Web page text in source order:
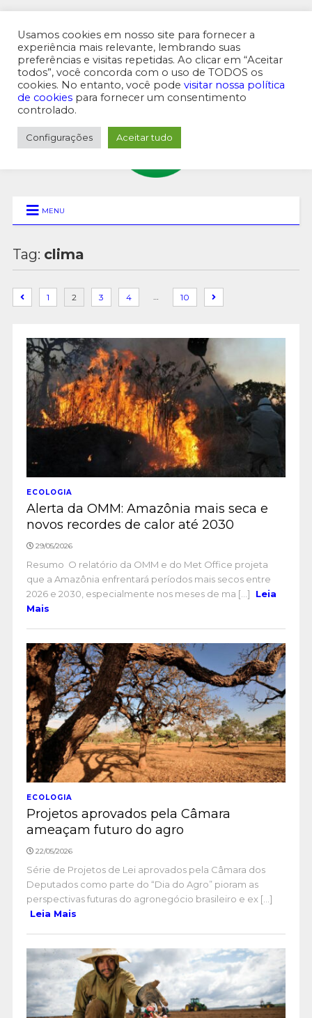
MENU SUPERIOR
MENU
Tag: clima
1 2 3 4 … 10
ECOLOGIA
Alerta da OMM: Amazônia mais seca e
novos recordes de calor até 2030
29/05/2026
Resumo O relatório da OMM e do Met Office projeta
que a Amazônia enfrentará períodos mais secos entre
2026 e 2030, especialmente nos meses de ma [...]
Leia
Mais
ECOLOGIA
Projetos aprovados pela Câmara
ameaçam futuro do agro
22/05/2026
Série de Projetos de Lei aprovados pela Câmara dos
Deputados como parte do “Dia do Agro” pioram as
perspectivas futuras do agronegócio brasileiro e ex [...]
Leia Mais
Usamos cookies em nosso site para fornecer a
experiência mais relevante, lembrando suas
preferências e visitas repetidas. Ao clicar em “Aceitar
todos”, você concorda com o uso de TODOS os
cookies. No entanto, você pode visitar nossa política
de cookies para fornecer um consentimento
controlado.
Configurações Aceitar tudo